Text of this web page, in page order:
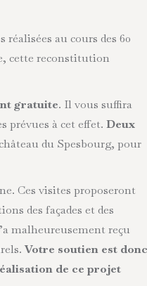
au cours des 60
cette reconstitution
gratuite. Il vous suffira
prévues à cet effet. Deux
du Spesbourg, pour
Ces visites proposeront
des façades et des
malheureusement reçu
Votre soutien est donc
de ce projet